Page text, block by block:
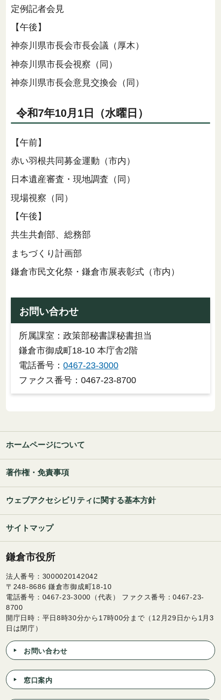
定例記者会見
【午後】
神奈川県市長会市長会議（厚木）
神奈川県市長会視察（同）
神奈川県市長会意見交換会（同）
令和7年10月1日（水曜日）
【午前】
赤い羽根共同募金運動（市内）
日本遺産審査・現地調査（同）
現場視察（同）
【午後】
共生共創部、総務部
まちづくり計画部
鎌倉市民文化祭・鎌倉市展表彰式（市内）
お問い合わせ
所属課室：政策部秘書課秘書担当
鎌倉市御成町18-10 本庁舎2階
電話番号： 0467-23-3000
ファクス番号：0467-23-8700
ホームページについて
著作権・免責事項
ウェブアクセシビリティに関する基本方針
サイトマップ
鎌倉市役所
法人番号：3000020142042
〒248-8686 鎌倉市御成町18-10
電話番号：0467-23-3000（代表） ファクス番号：0467-23-
8700
開庁日時：平日8時30分から17時00分まで（12月29日から1月3
日は閉庁）
お問い合わせ
窓口案内